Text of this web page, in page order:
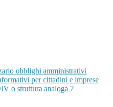
obblighi amministrativi
per cittadini e imprese
o struttura analoga 7